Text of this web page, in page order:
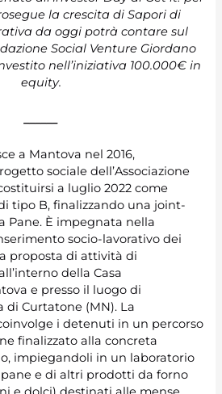
la crescita di Sapori di
da oggi potrà contare sul
Social Venture Giordano
nell’iniziativa 100.000€ in
equity.
a Mantova nel 2016,
sociale dell’Associazione
a luglio 2022 come
tipo B, finalizzando una joint-
Pane. È impegnata nella
socio-lavorativo dei
proposta di attività di
della Casa
e presso il luogo di
di Curtatone (MN). La
i detenuti in un percorso
finalizzato alla concreta
impiegandoli in un laboratorio
e di altri prodotti da forno